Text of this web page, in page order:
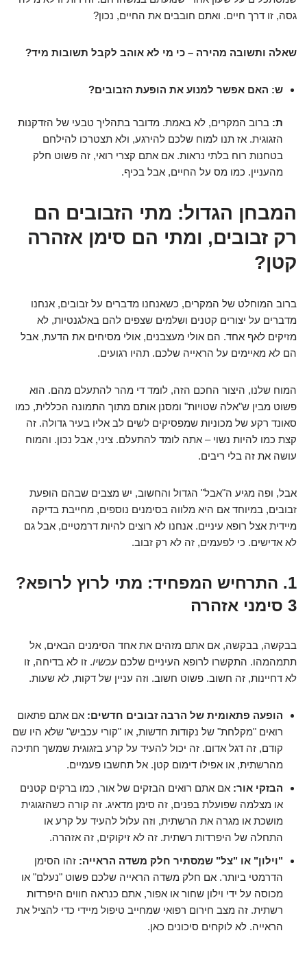
גסה, זו דרך חיים. ואתם חובבים את החיים, נכון?
שאלה ותשובה מהירה – כי מי לא אוהב לקבל תשובות מיד?
ש: האם אפשר למנוע את הופעת הזבובים?
ת: ברוב המקרים, לא באמת. מדובר בתהליך טבעי של הזדקנות
הזגוגית. אז תנו למוח שלכם להירגע, ולא תצטרכו להילחם
בטחנות רוח בלתי נראות. אם אתם קצרי רואי, זה פשוט חלק
מהעניין. כמו מס על החיים, אבל בכיף.
המבחן הגדול: מתי הזבובים הם
רק זבובים, ומתי הם סימן אזהרה
קטן?
ברוב המוחלט של המקרים, כשאנחנו מדברים על זבובים, אנחנו
מדברים על יצורים קטנים ושלמים שצפים להם באלגנטיות, לא
מזיקים לאף אחד. הם אולי מעצבנים, אולי מסיחים את הדעת, אבל
הם לא מאיימים על הראייה שלכם. תהיו רגועים.
המוח שלנו, היצור החכם הזה, לומד די מהר להתעלם מהם. הוא
פשוט מבין ש"אלה שטויות" ומסנן אותם מתוך התמונה הכללית, כמו
סאונד רקע של מכוניות שמפסיקים לשים לב אליו בעיר גדולה. זה
קצת כמו להיות נשוי – אתה לומד להתעלם. ציני, אבל נכון. והמוח
עושה את זה בלי ריבים.
אבל, ופה מגיע ה"אבל" הגדול והחשוב, יש מצבים שבהם הופעת
זבובים, במיוחד אם היא מלווה בסימנים נוספים, מחייבת בדיקה
מיידית אצל רופא עיניים. אנחנו לא רוצים להיות דרמטיים, אבל גם
לא אדישים. כי לפעמים, זה לא רק זבוב.
1. התרחיש המפחיד: מתי לרוץ לרופא?
3 סימני אזהרה
בבקשה, בבקשה, אם אתם מזהים את אחד הסימנים הבאים, אל
תתמהמהו. התקשרו לרופא העיניים שלכם עכשיו. זו לא בדיחה, זו
לא דחיינות, זה חשוב. פשוט חשוב. וזה עניין של דקות, לא שעות.
הופעה פתאומית של הרבה זבובים חדשים: אם אתם פתאום
רואים "מקלחת" של נקודות חדשות, או "קורי עכביש" שלא היו שם
קודם, זה דגל אדום. זה יכול להעיד על קרע בזגוגית שמשך חתיכה
מהרשתית, או אפילו דימום קטן. אל תחשבו פעמיים.
הבזקי אור: אם אתם רואים הבזקים של אור, כמו ברקים קטנים
או מצלמה שפועלת בפנים, זה סימן מדאיג. זה קורה כשהזגוגית
מושכת או מגרה את הרשתית, וזה עלול להעיד על קרע או
התחלה של היפרדות רשתית. זה לא זיקוקים, זה אזהרה.
"וילון" או "צל" שמסתיר חלק משדה הראייה: זהו הסימן
הדרמטי ביותר. אם חלק משדה הראייה שלכם פשוט "נעלם" או
מכוסה על ידי וילון שחור או אפור, אתם כנראה חווים היפרדות
רשתית. זה מצב חירום רפואי שמחייב טיפול מיידי כדי להציל את
הראייה. לא לוקחים סיכונים כאן.